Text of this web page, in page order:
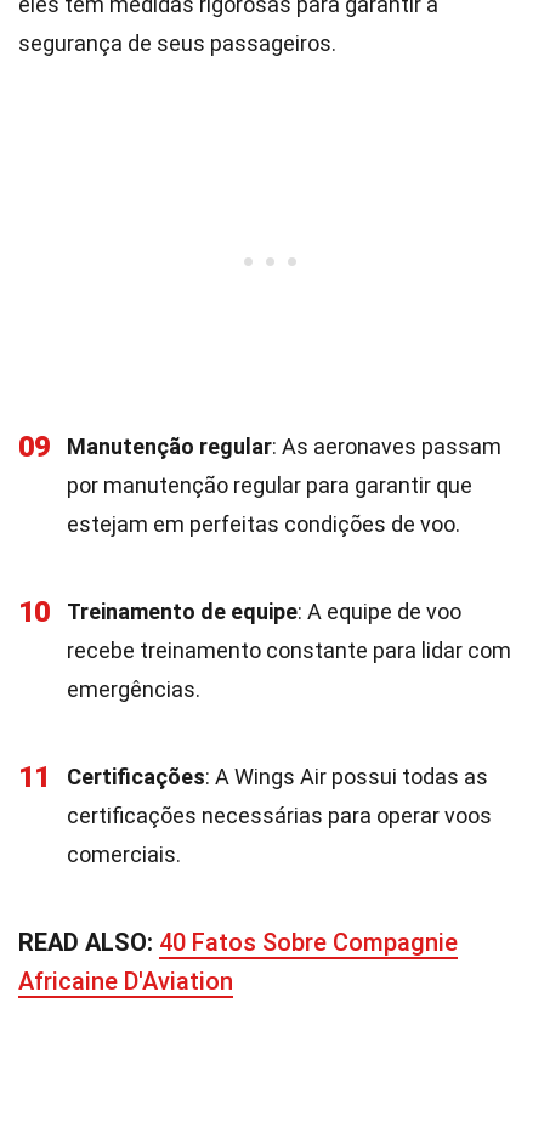
segurança de seus passageiros.
09 Manutenção regular: As aeronaves passam
por manutenção regular para garantir que
estejam em perfeitas condições de voo.
10 Treinamento de equipe: A equipe de voo
recebe treinamento constante para lidar com
emergências.
11 Certificações: A Wings Air possui todas as
certificações necessárias para operar voos
comerciais.
READ ALSO: 40 Fatos Sobre Compagnie
Africaine D'Aviation